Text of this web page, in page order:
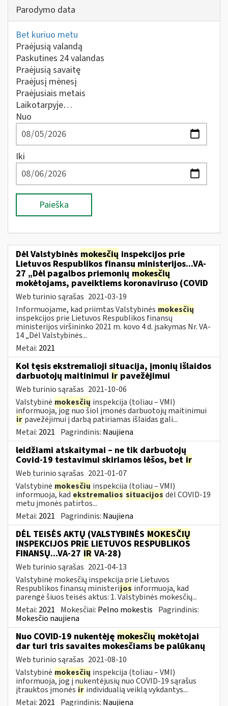
Parodymo data
Bet kuriuo metu
Praėjusią valandą
Paskutines 24 valandas
Praėjusią savaitę
Praėjusį mėnesį
Praėjusiais metais
Laikotarpyje…
Nuo
Iki
Paieška
Dėl Valstybinės mokesčių inspekcijos prie
Lietuvos Respublikos finansų ministerijos...VA-
27 „Dėl pagalbos priemonių mokesčių
mokėtojams, paveiktiems koronaviruso (COVID
Web turinio sąrašas 2021-03-19
Informuojame, kad priimtas Valstybinės mokesčių
inspekcijos prie Lietuvos Respublikos finansų
ministerijos viršininko 2021 m. kovo 4 d. įsakymas Nr. VA-
14 „Dėl Valstybinės...
Metai: 2021
Kol tęsis ekstremalioji situacija, įmonių išlaidos
darbuotojų maitinimui ir pavežėjimui
Web turinio sąrašas 2021-10-06
Valstybinė mokesčių inspekcija (toliau – VMI)
informuoja, jog nuo šiol įmonės darbuotojų maitinimui
ir pavežėjimui į darbą patiriamas išlaidas gali...
Metai: 2021 Pagrindinis: Naujiena
leidžiami atskaitymai – ne tik darbuotojų
Covid-19 testavimui skiriamos lėšos, bet ir
Web turinio sąrašas 2021-01-07
Valstybinė mokesčių inspekcija (toliau – VMI)
informuoja, kadekstremalios situacijos dėl COVID-19
metu įmonės patirtos...
Metai: 2021 Pagrindinis: Naujiena
DĖL TEISĖS AKTŲ (VALSTYBINĖS MOKESČIŲ
INSPEKCIJOS PRIE LIETUVOS RESPUBLIKOS
FINANSŲ...VA-27 IR VA-28)
Web turinio sąrašas 2021-04-13
Valstybinė mokesčių inspekcija prie Lietuvos
Respublikos finansų ministerijos informuoja, kad
parengė šiuos teisės aktus: 1. Valstybinės mokesčių...
Metai: 2021 Mokesčiai: Pelno mokestis Pagrindinis:
Mokesčio naujiena
Nuo COVID-19 nukentėję mokesčių mokėtojai
dar turi tris savaites mokesčiams be palūkanų
Web turinio sąrašas 2021-08-10
Valstybinė mokesčių inspekcija (toliau – VMI)
informuoja, jog į nukentėjusių nuo COVID-19 sąrašus
įtrauktos įmonės ir individualią veiklą vykdantys...
Metai: 2021 Pagrindinis: Naujiena